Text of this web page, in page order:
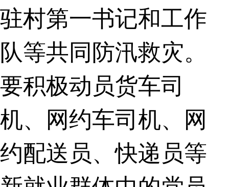
驻村第一书记和工作
队等共同防汛救灾。
要积极动员货车司
机、网约车司机、网
约配送员、快递员等